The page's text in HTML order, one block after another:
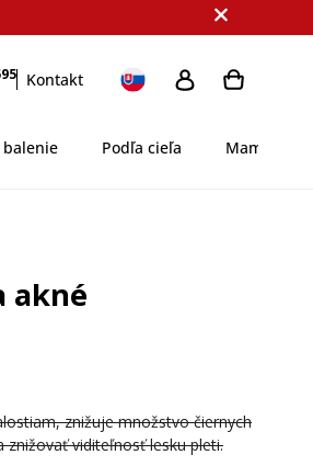
Kontakt
balenie Podľa cieľa
akné
znižuje množstvo čiernych
viditeľnosť lesku pleti.